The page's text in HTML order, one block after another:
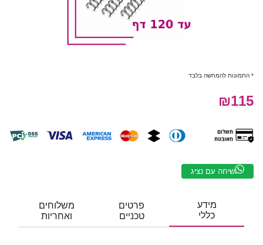
* התמונות להמחשה בלבד
₪115
שיחה עם נציג
מידע
כללי
פרטים
טכניים
משלוחים
ואחריות